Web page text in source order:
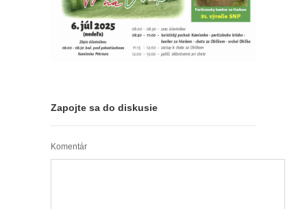
Zapojte sa do diskusie
Komentár